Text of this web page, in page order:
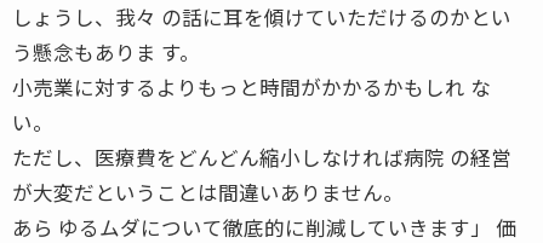
しょうし、我々 の話に耳を傾けていただけるのかとい
う懸念もありま す。
小売業に対するよりもっと時間がかかるかもしれ な
い。
ただし、医療費をどんどん縮小しなければ病院 の経営
が大変だということは間違いありません。
あら ゆるムダについて徹底的に削減していきます」 価